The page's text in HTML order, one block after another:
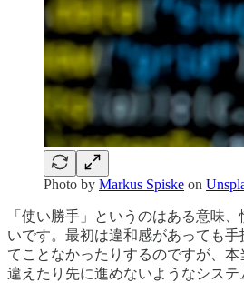
Photo by Markus Spiske on
「使い勝手」というのはある意味
いです。最初は違和感があっても
てことなかったりするのですが、
違えたり先に進めないようなシス